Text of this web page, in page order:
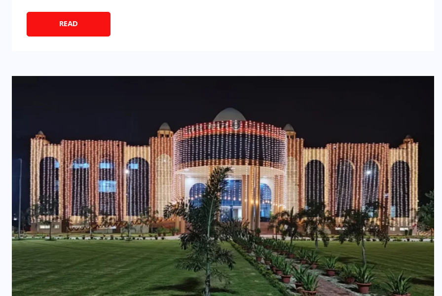
READ
अगस्त से 31 अगस्त)
अगस्त से 31 अगस्त)